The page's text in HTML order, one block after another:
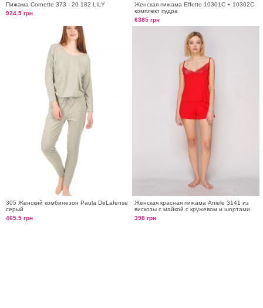
Пижама Cornette 373 - 20 182 LILY
924.5 грн
Женская пижама Effetto 10301C + 10302C
комплект пудра
6385 грн
305 Женский комбинезон Paula DeLafense
серый
465.5 грн
Женская красная пижама Aniele 3141 из
вискозы с майкой с кружевом и шортами.
398 грн